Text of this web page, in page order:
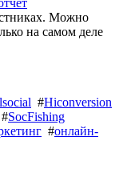
Можно
на самом деле
#Hiconversion
#SocFishing
#онлайн-